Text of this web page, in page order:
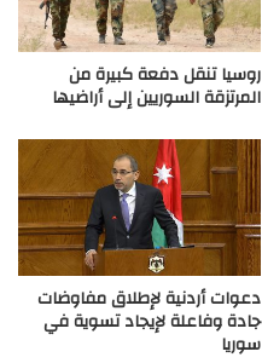
روسيا تنقل دفعة كبيرة من
المرتزقة السوريين إلى أراضيها
دعوات أردنية لإطلاق مفاوضات
جادة وفاعلة لإيجاد تسوية في
سوريا